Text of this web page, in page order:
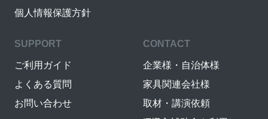
個人情報保護方針
SUPPORT
ご利用ガイド
よくある質問
お問い合わせ
CONTACT
企業様・自治体様
家具関連会社様
取材・講演依頼